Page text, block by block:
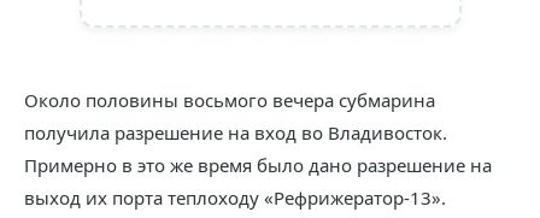
Около половины восьмого вечера субмарина
получила разрешение на вход во Владивосток.
Примерно в это же время было дано разрешение на
выход их порта теплоходу «Рефрижератор-13».